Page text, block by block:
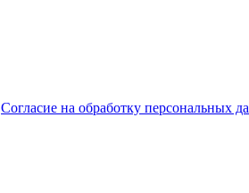
Согласие на обработку персональных